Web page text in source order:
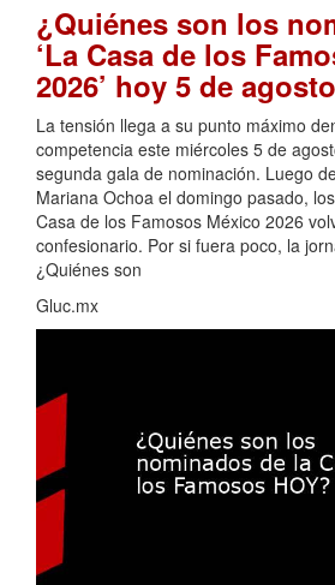
¿Quiénes son los
‘La Casa de los
2026’ hoy 5 de
La tensión llega a su punto máximo
competencia este miércoles 5 de
segunda gala de nominación. Luego
Mariana Ochoa el domingo pasado,
Casa de los Famosos México 2026
confesionario. Por si fuera poco, la
¿Quiénes son
Gluc.mx